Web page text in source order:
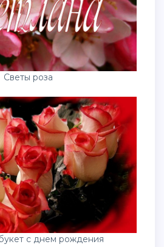
Светы роза
с днем рождения